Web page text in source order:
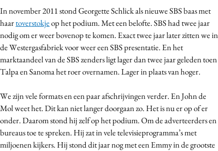
Bureaus
Campagnes
Carriere
Contentmarketing
Craft
Data & Insights
Design
Digital transformation
Diversiteit
In november 2011 stond Georgette Schlick als nieuwe SBS baas met
haartoverstokjeop het podium. Met een belofte. SBS had twee jaar
nodig om er weer bovenop te komen. Exact twee jaar later zitten we in
de Westergasfabriek voor weer een SBS presentatie. En het
marktaandeel van de SBS zenders ligt lager dan twee jaar geleden toen
Talpa en Sanoma het roer overnamen. Lager in plaats van hoger.
We zijn vele formats en een paar afschrijvingen verder. En John de
Mol weet het. Dit kan niet langer doorgaan zo. Het is nu er op of er
onder. Daarom stond hij zelf op het podium. Om de adverteerders en
bureaus toe te spreken. Hij zat in vele televisieprogramma’s met
miljoenen kijkers. Hij stond dit jaar nog met een Emmy in de grootste